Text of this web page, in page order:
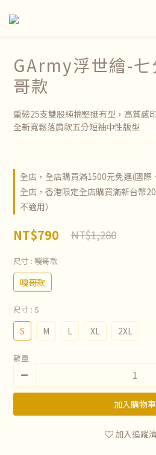
GArmy浮世繪-
哥款
重磅25支雙股純棉堅挺有型，高質感
全新寬鬆落肩款五分短袖中性版型
全店，全店購買滿1500元免運(國際
全店，香港限定全店購買滿新台幣
不適用）
NT$790 NT$1,280
尺寸 : 嘎哥款
嘎哥款
尺寸 : S
S M L XL 2XL
數量
加入購物車
加入追蹤